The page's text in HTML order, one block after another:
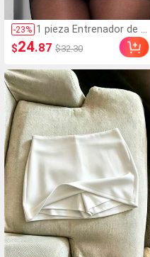
-23% 1 pieza Entrenador de ci
ntura con cremallera, S
hapewear de alta compr
er
$24.87 $32.30